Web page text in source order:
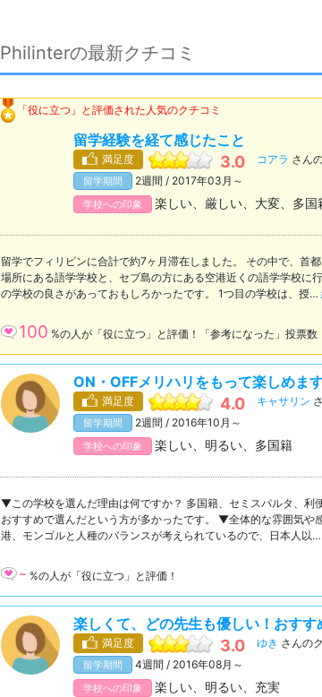
Philinterの最新クチコミ
「役に立つ」と評価された人気のクチコミ
留学経験を経て感じたこと
満足度 3.0 コアラ さん
留学期間 2週間 / 2017年03月～
学校への印象 楽しい、厳しい、大変、多国
留学でフィリピンに合計で約7ヶ月滞在しました。 その中で、首
場所にある語学学校と、セブ島の方にある空港近くの語学学校に
の学校の良さがあっておもしろかったです。 1つ目の学校は、授…
100 %の人が「役に立つ」と評価！「参考になった」投票数
ON・OFFメリハリをもって楽しめま
満足度 4.0 キャサリン
留学期間 2週間 / 2016年10月～
学校への印象 楽しい、明るい、多国籍
▼この学校を選んだ理由は何ですか？ 多国籍、セミスパルタ、利
おすすめで選んだという方が多かったです。 ▼全体的な雰囲気や
港、モンゴルと人種のバランスが考えられているので、日本人以…
- %の人が「役に立つ」と評価！
楽しくて、どの先生も優しい！おすす
満足度 3.0 ゆき さんの
留学期間 4週間 / 2016年08月～
学校への印象 楽しい、明るい、充実